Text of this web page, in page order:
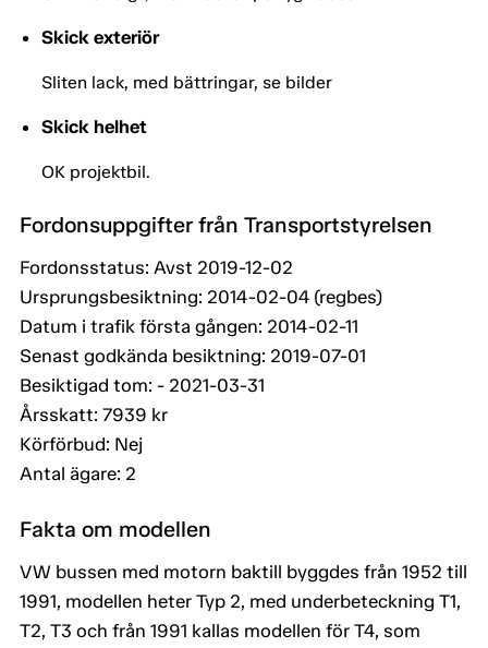
Skick exteriör
Sliten lack, med bättringar, se bilder
Skick helhet
OK projektbil.
Fordonsuppgifter från Transportstyrelsen
Fordonsstatus: Avst 2019-12-02
Ursprungsbesiktning: 2014-02-04 (regbes)
Datum i trafik första gången: 2014-02-11
Senast godkända besiktning: 2019-07-01
Besiktigad tom: - 2021-03-31
Årsskatt: 7939 kr
Körförbud: Nej
Antal ägare: 2
Fakta om modellen
VW bussen med motorn baktill byggdes från 1952 till
1991, modellen heter Typ 2, med underbeteckning T1,
T2, T3 och från 1991 kallas modellen för T4, som